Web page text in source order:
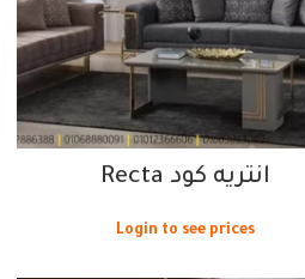
انتريه كود Recta
Login to see prices